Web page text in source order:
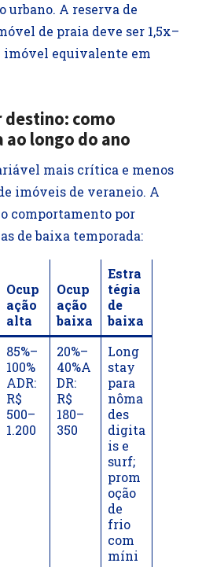
urbano. A reserva de
de praia deve ser 1,5x–
imóvel equivalente em
destino: como
longo do ano
mais crítica e menos
imóveis de veraneio. A
comportamento por
de baixa temporada:
Ocup
ação
alta
Ocup
ação
baixa
Estra
tégia
de
baixa
85%–
100%
ADR:
R$
500–
1.200
20%–
40%A
DR:
R$
180–
350
Long
stay
para
nôma
des
digita
is e
surf;
prom
oção
de
frio
com
míni